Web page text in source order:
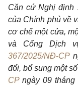
Căn cứ Nghị định
của Chính phủ về
cơ chế một cửa,
và Cổng Dịch
367/2025/NĐ-CP
đổi, bổ sung một
CPngày 09 tháng